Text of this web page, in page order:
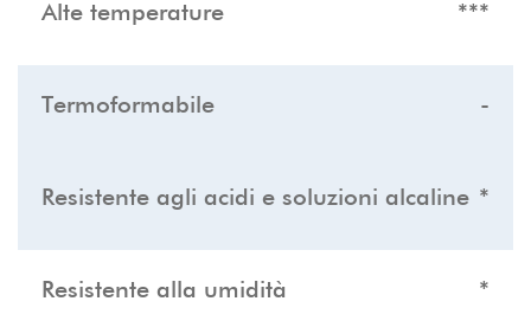
Alte temperature ***
Termoformabile -
Resistente agli acidi e soluzioni alcaline *
Resistente alla umidità *